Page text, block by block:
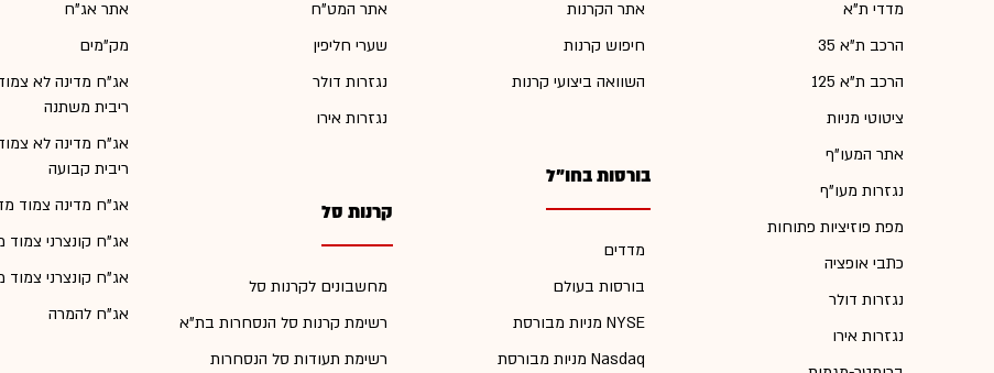
מדדי ת"א
הרכב ת"א 35
הרכב ת"א 125
ציטוטי מניות
אתר המעו"ף
נגזרות מעו"ף
מפת פוזיציות פתוחות
כתבי אופציה
נגזרות דולר
נגזרות אירו
אתר הקרנות
חיפוש קרנות
השוואה ביצועי קרנות
בורסות בחו"ל
מדדים
בורסות בעולם
מניות מבורסת NYSE
מניות מבורסת Nasdaq
אתר המט"ח
שערי חליפין
נגזרות דולר
נגזרות אירו
קרנות סל
מחשבונים לקרנות סל
רשימת קרנות סל הנסחרות בת"א
רשימת תעודות סל הנסחרות
אתר אג"ח
מק"מים
אג"ח מדינה לא
ריבית משתנה
אג"ח מדינה לא
ריבית קבועה
אג"ח מדינה צמוד
אג"ח קונצרני צמוד
אג"ח קונצרני
אג"ח להמרה